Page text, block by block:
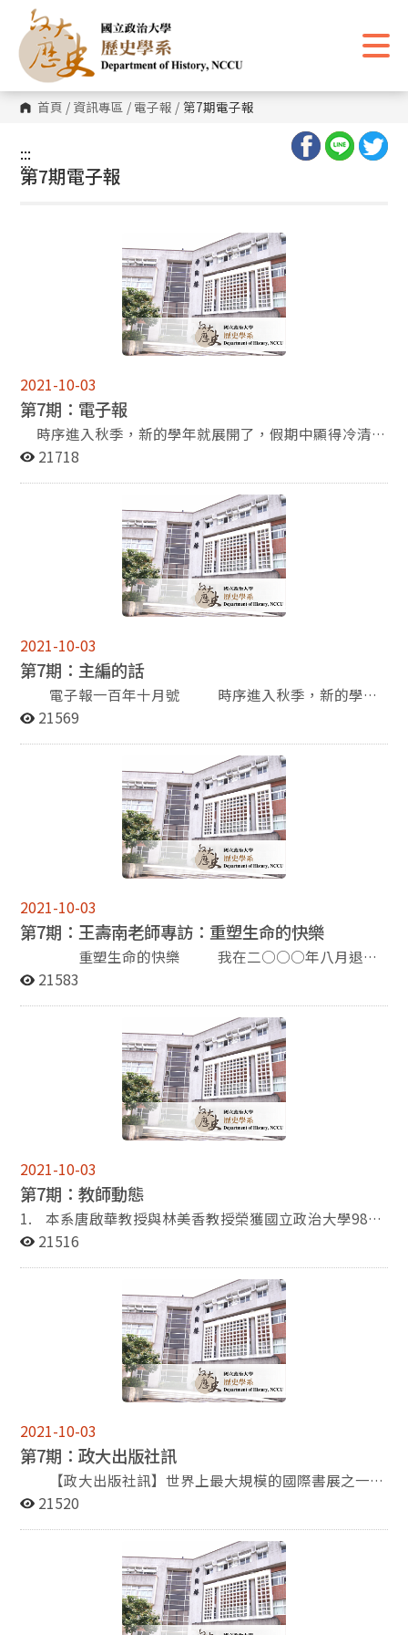
主
要
內
區
塊 首頁 / 資訊專區 / 電子報 / 第7期電子報
:::
:::
第7期電子報
2021-10-03
第7期：電子報
校園，頓時又開始熱鬧忙碌了起來。望著講台下羞澀怯生
學院裡工作的我們，年年坐看新世代的加入，目送舊世代
的離去。 (檢視全文) 王壽南老師:重塑生命的快樂 我在二
○○○年八月退休，但仍在歷史所兼課，到二○○二年我
辭去兼課，原因是我的視力急速惡化，上課時，連坐在對
面的同學都看不見，更不用說看同學們的研究報告了。 我
患先天性近視，初中二年級時開始配戴眼鏡，第一次配眼
鏡就是近視五百度。此後度數不斷上升，大學畢業時到了
由於我在政大任教，要做研究工作、寫論文，同時，我在
校外主編了好幾部大套叢書，這些都要耗費眼力，讓我的
近視度數不斷增加。到一九九○年左右，我的近視度數高
達二千六百度，電腦測量度數的儀器測不出我的度數，我
動 100學年度迎新聚餐於民國100年10月11日晚間在憩賢
樓三樓福利中餐廳舉行，舉辦主因為促進碩博新生與所上
學長姊和師長更親密的互動，此次碩博班新生參與共約20
日下午，於歷史系的大本營季陶樓進行。本次的總迎新活
動邀請到了系上的呂紹理教授、林美香教授、崔國瑜教
學習走向… 系烤 今年系烤在10/14(五)舉辦，與往常一樣
是在恆光橋下舉行，參與的人數約有115人，十分熱鬧。
當日的天氣非常不穩定，下午的大雨讓同學們都很擔心系
烤是否能如期進行… 宿營 100學年歷史系迎新宿營的日期
期，讓學弟妹們認識更多學長姐以及班上同學… (檢視全
元 老師 (中興大學歷史系助理教授) ※ 講 題： 單身—-十
九世紀法國社會的痲瘋病 ※主持人： 林美香 老師 (國立政
治大學歷史系副教授) ※ 評論人： 李尚仁 老師 (中央研究
院史語所副研究員) ※ 時 間： 2011年9月30日(週五) ，
2:30PM～5:00PM ※ 地 點： 國立政治大學百年樓文學院
學文學院身體與文明研究中心、國立台灣大學歷史系、台
灣世界史討論會 【政大歷史系教師講論會】 ※演講者：
楊瑞松 先生 (政治大學歷史系副教授) ※主持人：呂紹理
老師 (國立政治大學歷史系教授兼系主任) ※時 間：
點：政大歷史系會議室(季陶樓340423) ※講 題：身體與
認同：從顏元到「東亞病夫」 【杜維運教授專題演講】
※講 題：史學方法與史學家的氣質 ※時 間：100年11月
8日（二），下午2：00﹣4：00 ※地 點：季陶樓340108
教室 【「百年歷史講座」專題演講】 ※講 者：科大衛教
授 （Prof. David W. Faure） ※講 題：從禮到法：中國社
會二十世紀的轉變 （From Ritual to Law: How Chinese
11月14日（星期一）上午10:00-12:00 ※地 點：季陶樓
340423R (檢視全文) 【第十二屆兩岸三地歷史學研究生論
文發表會】 第十二屆兩岸三地歷史學研究生論文發表會，
由北京師範大學歷史學院、香港珠海書院亞洲研究中心、
月01日，假北京師範大學歷史學院舉辦。與會師生共計
100多人，發表論文共76篇… (檢視全文) 優良教師報導
本系唐啟華教授與林美香教授榮獲國立政治大學98年度專
業課程教學優良教師。 專書參展報導 本系金仕起教授與
楊瑞松教授著作獲研考會推薦，於100年10月至德國法蘭
21718
2021-10-03
第7期：主編的話
電子報一百年十月號 時序進入秋季，新的學年
就展開了，假期中顯得冷清的校園，頓時又開始熱鬧忙碌
更驚覺一年又已悄然飛逝---在學院裡工作的我們，年年坐
看新世代的加入，目送舊世代的離去。世代更迭，新舊交
替，新的面孔帶來新的活力，而他們與師長、學長姐們之
間的互動更激盪出豐富的創意，歷史學系的生命力也就在
此新舊世代的交流當中得以迸發，並綿延不絕。電子報的
立意之一，即是為新舊世代的傳承作見證，捕捉每一世代
所留下的痕跡，並作為溝通、交流的橋樑，讓世代之間互
括老中青三代的動向：從退休老師們的專訪、畢業系友們
的近況，至系所師生們的動態，都是電子報關懷的意向。
在這個新學年的開始，敬邀各位系胞們繼續支持電子報，
您們的閱讀、來稿與捐款都是電子報存續下去的動力。期
21569
2021-10-03
第7期：王壽南老師專訪：重塑生命的快樂
重塑生命的快樂 我在二○○○年八月退
休，但仍在歷史所兼課，到二○○二年我辭去兼課，原因
見，更不用說看同學們的研究報告了。 我患先天性近
視，初中二年級時開始配戴眼鏡，第一次配眼鏡就是近視
五百度。此後度數不斷上升，大學畢業時到了一千度，一
九六八年獲得博士學位時度數是一千六百度。由於我在政
大任教，要做研究工作、寫論文，同時，我在校外主編了
好幾部大套叢書，這些都要耗費眼力，讓我的近視度數不
斷增加。到一九九○年左右，我的近視度數高達二千六百
了電腦測量的限度，醫生打趣地說：「你的度數真是深不
可測！」 一九九○年醫生說我兩眼有白內障，需要開
刀。先開右眼，結果導致眼球內血管破裂，大量出血，視
網膜剝離，右眼遂告失明。但左眼白內障日趨嚴重，視力
醫，他們都認為我的左眼如開刀，手術危險性太大，可能
會重蹈右眼覆轍，所以多不願為我的左眼開刀。一直到二
○○七年底，振興醫院院長劉榮宏醫師才勉強同意為我開
刀。但他說明不能保證不會眼底大出血。我在二○○六年
六月已受洗成為基督徒，每天禱告，祈求上帝的幫助。二
○○七年十月二十五日進行手術，果然上帝保佑我，結果
左眼眼底竟然沒有出血，手術成功，我的左眼又恢復了視
《從黑暗到光明──記我的重生》，分送給親友。最近，
《皇冠雜誌》將《從黑暗到光明》摘錄刊出於二○一一年
十月號，讓更多人知道我的這一段戲劇性的人生歷程。
在我失明的三年多期間，我用口述的方式「寫」了一
每月一篇刊登在《歷史月刊》中，後來彙整起來成為一本
書：《照照歷史的鏡子》，二○○七年七月由台灣商務印
書館出版。當時，我仍在失明狀態。 我左眼手術成
功，視力恢復後，遠東福音會廣播電台邀我去做專題廣
播，遠東福音廣播電台由美國人創辦，專對中國大陸聽眾
21583
2021-10-03
第7期：教師動態
1. 本系唐啟華教授與林美香教授榮獲國立政治大學98年
度專業課程教學優良教師。 2. 本系金仕起教授與楊瑞松
大規模的國際書展之一，近年來為積極與國際出版界交
流，新聞局近年委託台北書展基金會規劃臺灣館參展，豐
富的內容，經常成為書展中的焦點。今年也將以「出版無
疆界」(Taiwan, Books without Borders)為主題，分十大
專區展覽臺灣多元出版趨勢和影響力。其中「Formosa
Special」專區部分，由行政院研考會薦選參展出版品，
中國形象與近代中國國族論述想像》、金仕起《中國古代
的醫學、醫史與政治：以醫史文本為中心的一個分析》都
獲選參展。兩位老師專書的詳細介紹，請參閱本系電子報
21516
2021-10-03
第7期：政大出版社訊
【政大出版社訊】世界上最大規模的國際書展之一、
德國法蘭克福書展下個月即將登場，新聞局再度籌設「臺
瑞松、金仕起的著作獲研考會推薦，也將前進德國與世界
託台北書展基金會規劃臺灣館參展，豐富的內容，經常成
為書展中的焦點。今年也將以「出版無疆界」(Taiwan,
Books without Borders)為主題，分十大專區展覽臺灣多
21520